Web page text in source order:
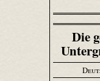
Die